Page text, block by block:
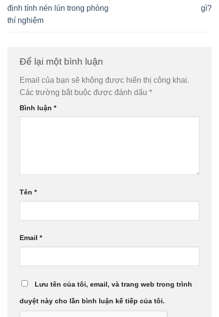
định tính nén lún trong phòng
thí nghiệm
gì?
Để lại một bình luận
Email của bạn sẽ không được hiển thị công khai.
Các trường bắt buộc được đánh dấu *
Bình luận *
Tên *
Email *
Lưu tên của tôi, email, và trang web trong trình
duyệt này cho lần bình luận kế tiếp của tôi.